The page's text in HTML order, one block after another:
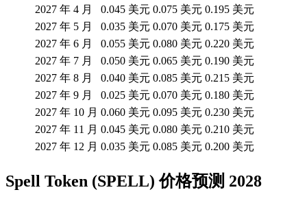
2027 年 4 月
0.045 美元 0.075 美元 0.195 美元
2027 年 5 月
0.035 美元 0.070 美元 0.175 美元
2027 年 6 月
0.055 美元 0.080 美元 0.220 美元
2027 年 7 月
0.050 美元 0.065 美元 0.190 美元
2027 年 8 月
0.040 美元 0.085 美元 0.215 美元
2027 年 9 月
0.025 美元 0.070 美元 0.180 美元
2027 年 10 月 0.060 美元 0.095 美元 0.230 美元
2027 年 11 月 0.045 美元 0.080 美元 0.210 美元
2027 年 12 月 0.035 美元 0.085 美元 0.200 美元
Spell Token (SPELL) 价格预测 2028